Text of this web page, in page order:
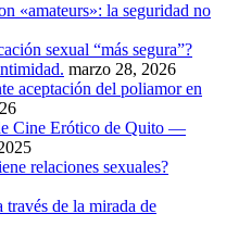
«amateurs»: la seguridad no
sexual “más segura”?
marzo 28, 2026
aceptación del poliamor en
Cine Erótico de Quito —
relaciones sexuales?
de la mirada de